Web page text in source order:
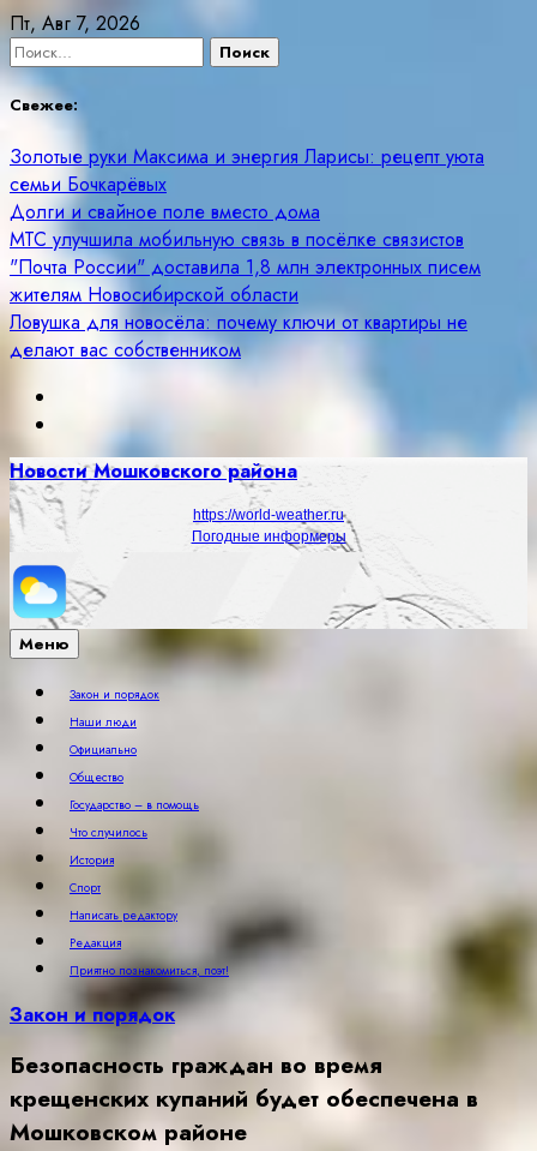
Skip
to
content
Пт, Авг 7, 2026
Найти:
Свежее:
Золотые руки Максима и энергия Ларисы: рецепт уюта
семьи Бочкарёвых
Долги и свайное поле вместо дома
МТС улучшила мобильную связь в посёлке связистов
"Почта России" доставила 1,8 млн электронных писем
жителям Новосибирской области
Ловушка для новосёла: почему ключи от квартиры не
делают вас собственником
Новости Мошковского района
https://world-weather.ru
Погодные информеры
Меню
Закон и порядок
Наши люди
Официально
Общество
Государство – в помощь
Что случилось
История
Спорт
Написать редактору
Редакция
Приятно познакомиться, поэт!
Закон и порядок
Безопасность граждан во время
крещенских купаний будет обеспечена в
Мошковском районе